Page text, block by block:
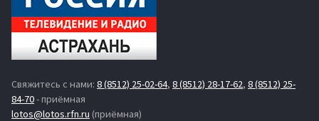
Свяжитесь с нами: 8 (8512) 25-02-64, 8 (8512) 28-17-62, 8 (8512) 25-
84-70- приёмная
lotos@lotos.rfn.ru (приёмная)